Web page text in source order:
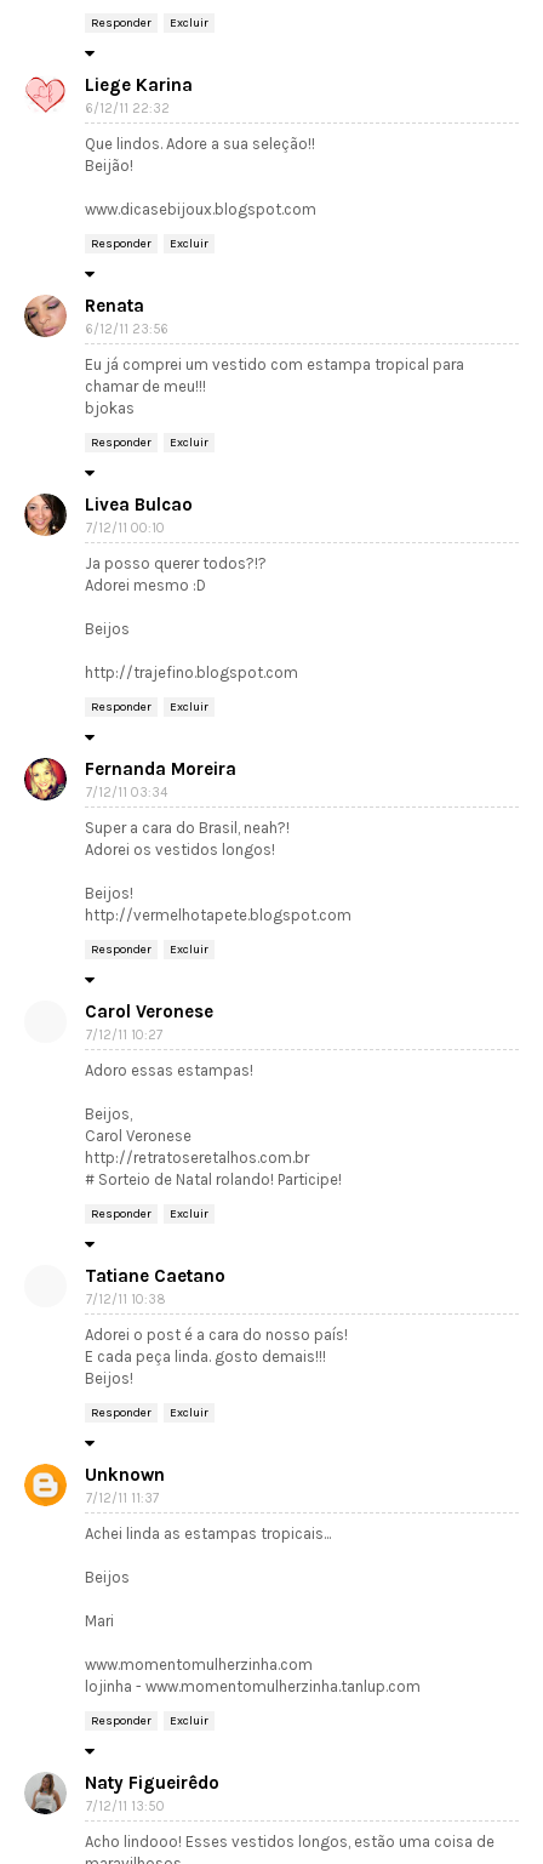
Responder Excluir
Liege Karina
6/12/11 22:32
Que lindos. Adore a sua seleção!!
Beijão!
www.dicasebijoux.blogspot.com
Responder Excluir
Renata
6/12/11 23:56
Eu já comprei um vestido com estampa tropical para
chamar de meu!!!
bjokas
Responder Excluir
Livea Bulcao
7/12/11 00:10
Ja posso querer todos?!?
Adorei mesmo :D
Beijos
http://trajefino.blogspot.com
Responder Excluir
Fernanda Moreira
7/12/11 03:34
Super a cara do Brasil, neah?!
Adorei os vestidos longos!
Beijos!
http://vermelhotapete.blogspot.com
Responder Excluir
Carol Veronese
7/12/11 10:27
Adoro essas estampas!
Beijos,
Carol Veronese
http://retratoseretalhos.com.br
# Sorteio de Natal rolando! Participe!
Responder Excluir
Tatiane Caetano
7/12/11 10:38
Adorei o post é a cara do nosso país!
E cada peça linda. gosto demais!!!
Beijos!
Responder Excluir
Unknown
7/12/11 11:37
Achei linda as estampas tropicais...
Beijos
Mari
www.momentomulherzinha.com
lojinha - www.momentomulherzinha.tanlup.com
Responder Excluir
Naty Figueirêdo
7/12/11 13:50
Acho lindooo! Esses vestidos longos, estão uma coisa de